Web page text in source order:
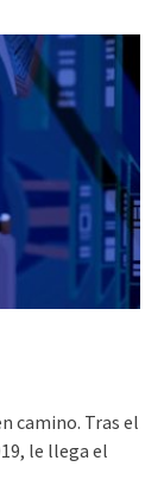
camino. Tras el
le llega el